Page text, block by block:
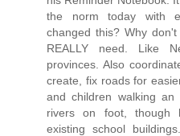
the norm today with
changed this? Why
REALLY need. Like
provinces. Also
create, fix roads for
and children walking
rivers on foot, though
existing school